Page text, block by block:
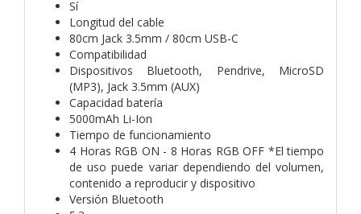
Sí
Longitud del cable
80cm Jack 3.5mm / 80cm USB-C
Compatibilidad
Dispositivos Bluetooth, Pendrive, MicroSD
(MP3), Jack 3.5mm (AUX)
Capacidad batería
5000mAh Li-Ion
Tiempo de funcionamiento
4 Horas RGB ON - 8 Horas RGB OFF *El tiempo
de uso puede variar dependiendo del volumen,
contenido a reproducir y dispositivo
Versión Bluetooth